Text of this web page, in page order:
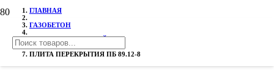
ГЛАВНАЯ
ГАЗОБЕТОН
ПЛИТЫ ПЕРЕКРЫТИЙ ПБ
ПЛИТА ПЕРЕКРЫТИЯ ПБ 89.12-8